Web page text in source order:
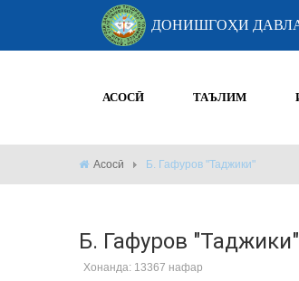
ДОНИШГОҲИ
АСОСӢ ТАЪЛИМ
Асосӣ Б. Гафуров "Таджики"
Б. Гафуров "Таджики"
Хонанда: 13367 нафар